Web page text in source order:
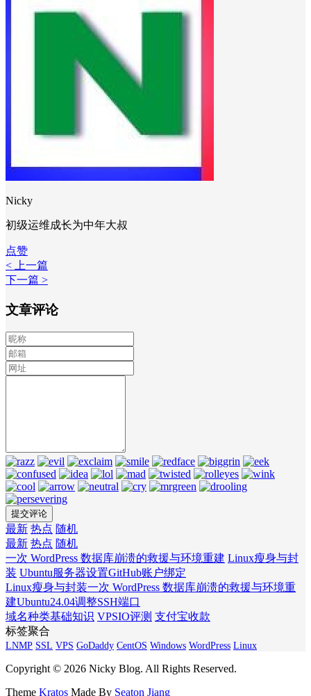
Nicky
初级运维成长为中年大叔
点赞
< 上一篇
下一篇 >
文章评论
最新 热点 随机
最新 热点 随机
一次 WordPress 数据库崩溃的救援与环境重建 Linux瘦身与封
装 Ubuntu服务器设置GitHub账户绑定
Linux瘦身与封装一次 WordPress 数据库崩溃的救援与环境重
建Ubuntu24.04调整SSH端口
域名种类基础知识 VPSIO评测 支付宝收款
标签聚合
LNMP SSL VPS GoDaddy CentOS Windows WordPress Linux
Copyright © 2026 Nicky Blog. All Rights Reserved.
Theme Kratos Made By Seaton Jiang